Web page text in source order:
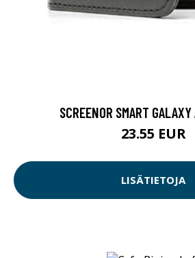
SCREENOR SMART
23.55 EUR
LISÄTIETOJA